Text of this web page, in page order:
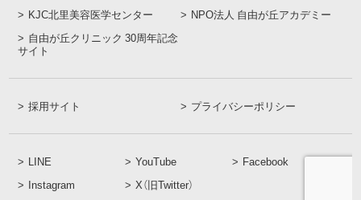
KJC北里美容医学センター
NPO法人 自由が丘アカデミー
自由が丘クリニック 30周年記念
サイト
採用サイト プライバシーポリシー
LINE YouTube
Facebook
Instagram
X（旧Twitter）